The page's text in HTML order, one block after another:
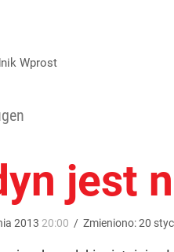
Wprost
jest
2013 20:00 / Zmieniono:20